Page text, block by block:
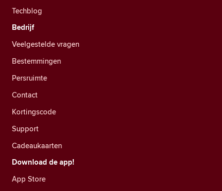
Techblog
Bedrijf
Veelgestelde vragen
Bestemmingen
Persruimte
Contact
Kortingscode
Support
Cadeaukaarten
Download de app!
App Store